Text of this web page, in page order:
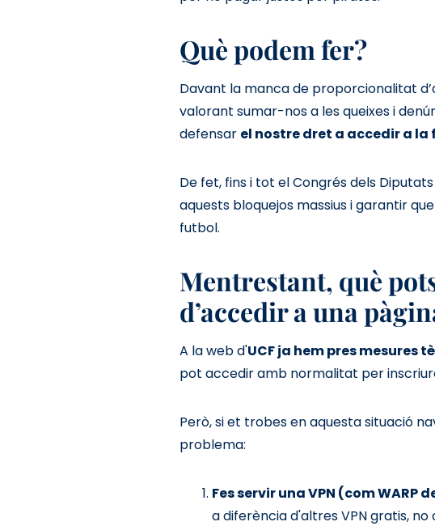
Què podem fer?
Davant la manca de proporcionalitat
valorant sumar-nos a les queixes i
defensar el nostre dret a accedir a la
De fet, fins i tot el Congrés dels
aquests bloquejos massius i garantir
futbol.
Mentrestant, què
d’accedir a una
A la web d'UCF ja hem pres mesures
pot accedir amb normalitat per
Però, si et trobes en aquesta situació
problema:
Fes servir una VPN (com WARP
a diferència d'altres VPN gratis,